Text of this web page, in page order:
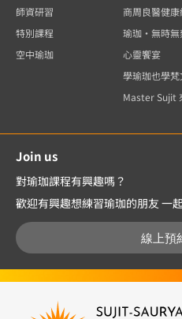
師資研習
特別課程
空中瑜珈
商周良醫健康
瑜珈・無時無
心靈饗宴
學瑜珈也學梵
Master Sujit
Join us
對瑜珈課程有興趣嗎？
歡迎有興趣想練習瑜珈的朋友 一
線上預